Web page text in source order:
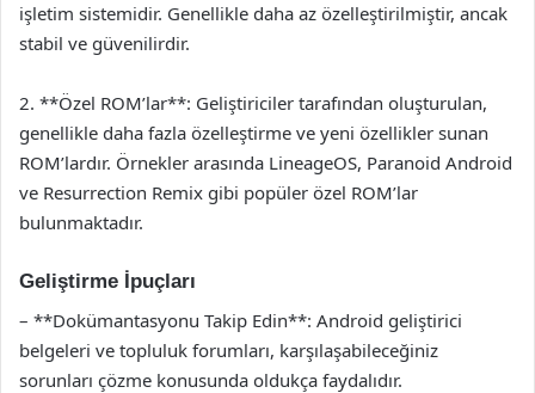
işletim sistemidir. Genellikle daha az özelleştirilmiştir, ancak
stabil ve güvenilirdir.
2. **Özel ROM’lar**: Geliştiriciler tarafından oluşturulan,
genellikle daha fazla özelleştirme ve yeni özellikler sunan
ROM’lardır. Örnekler arasında LineageOS, Paranoid Android
ve Resurrection Remix gibi popüler özel ROM’lar
bulunmaktadır.
Geliştirme İpuçları
– **Dokümantasyonu Takip Edin**: Android geliştirici
belgeleri ve topluluk forumları, karşılaşabileceğiniz
sorunları çözme konusunda oldukça faydalıdır.